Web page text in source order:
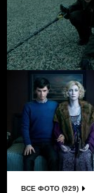
ВСЕ ФОТО (929)